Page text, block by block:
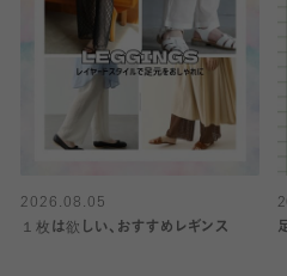
2026.08.05
１枚は欲しい、おすすめレギンス